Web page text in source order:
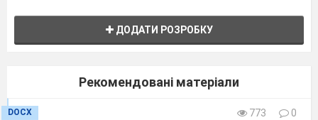
ДОДАТИ РОЗРОБКУ
Рекомендовані матеріали
DOCX 773
0